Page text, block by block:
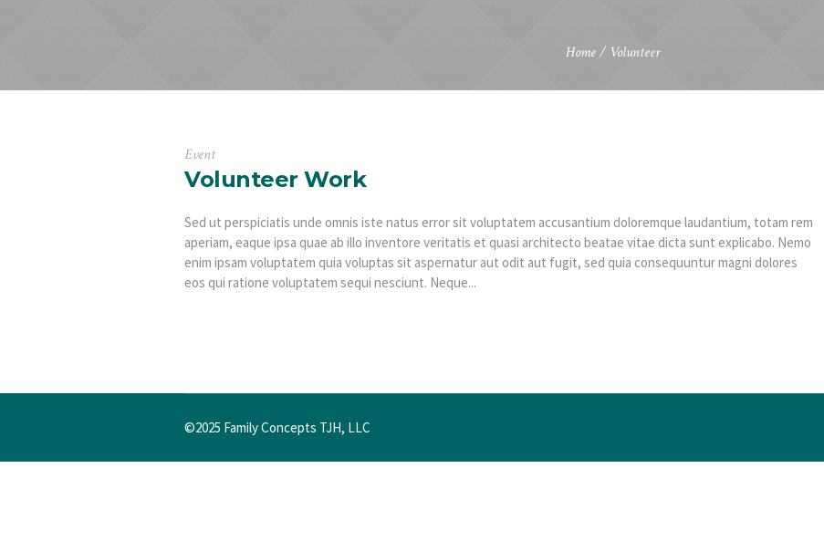
Home/ Volunteer
Event
Volunteer Work
Sed ut perspiciatis unde omnis iste natus error sit voluptatem accusantium doloremque laudantium, totam rem
aperiam, eaque ipsa quae ab illo inventore veritatis et quasi architecto beatae vitae dicta sunt explicabo. Nemo
enim ipsam voluptatem quia voluptas sit aspernatur aut odit aut fugit, sed quia consequuntur magni dolores
eos qui ratione voluptatem sequi nesciunt. Neque...
©2025 Family Concepts TJH, LLC